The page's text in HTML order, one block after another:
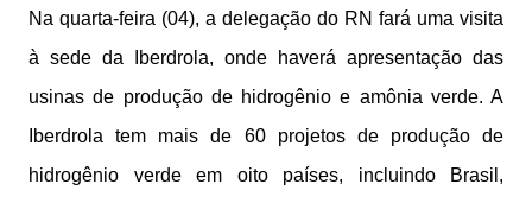
Na quarta-feira (04), a delegação do RN fará uma visita
à sede da Iberdrola, onde haverá apresentação das
usinas de produção de hidrogênio e amônia verde. A
Iberdrola tem mais de 60 projetos de produção de
hidrogênio verde em oito países, incluindo Brasil,